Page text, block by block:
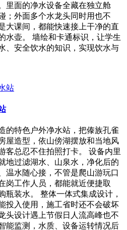
里面的净水设备全藏在独立舱
；外面多个水龙头同时用也不
大课间，都能快速接上干净的直
水壶。 墙绘和卡通标识，让学生
、安全饮水的知识，实现饮水与
的特色户外净水站，把傣族孔雀
屋造型，依山傍湖摆放和当地风
客总忍不住拍照打卡。 设备内里
地过滤湖水、山泉水，净化后的
温水随心接，不管是爬山游玩口
岗工作人员，都能就近便捷取
瓶装水。 整体一体式集成设计，
投入使用，施工省时还不会破坏
头设计遇上节假日人流高峰也不
能监测，水质、设备运转情况后